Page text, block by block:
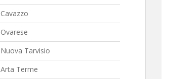
Cavazzo
Ovarese
Nuova Tarvisio
Arta Terme